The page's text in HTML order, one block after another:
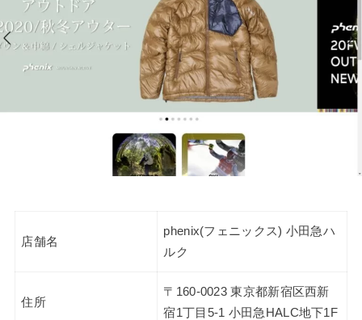
店舗名
phenix(フェニックス) 小田急ハ
ルク
住所
〒160-0023 東京都新宿区西新
宿1丁目5-1 小田急HALC地下1F